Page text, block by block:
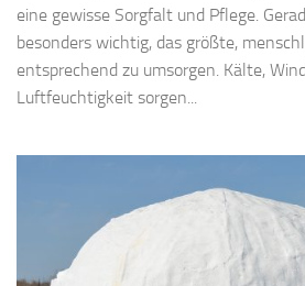
eine gewisse Sorgfalt und Pflege.
besonders wichtig, das größte,
entsprechend zu umsorgen. Kälte,
Luftfeuchtigkeit sorgen...